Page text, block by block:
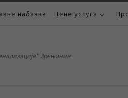
набавке Цене услуга
Зрењанин